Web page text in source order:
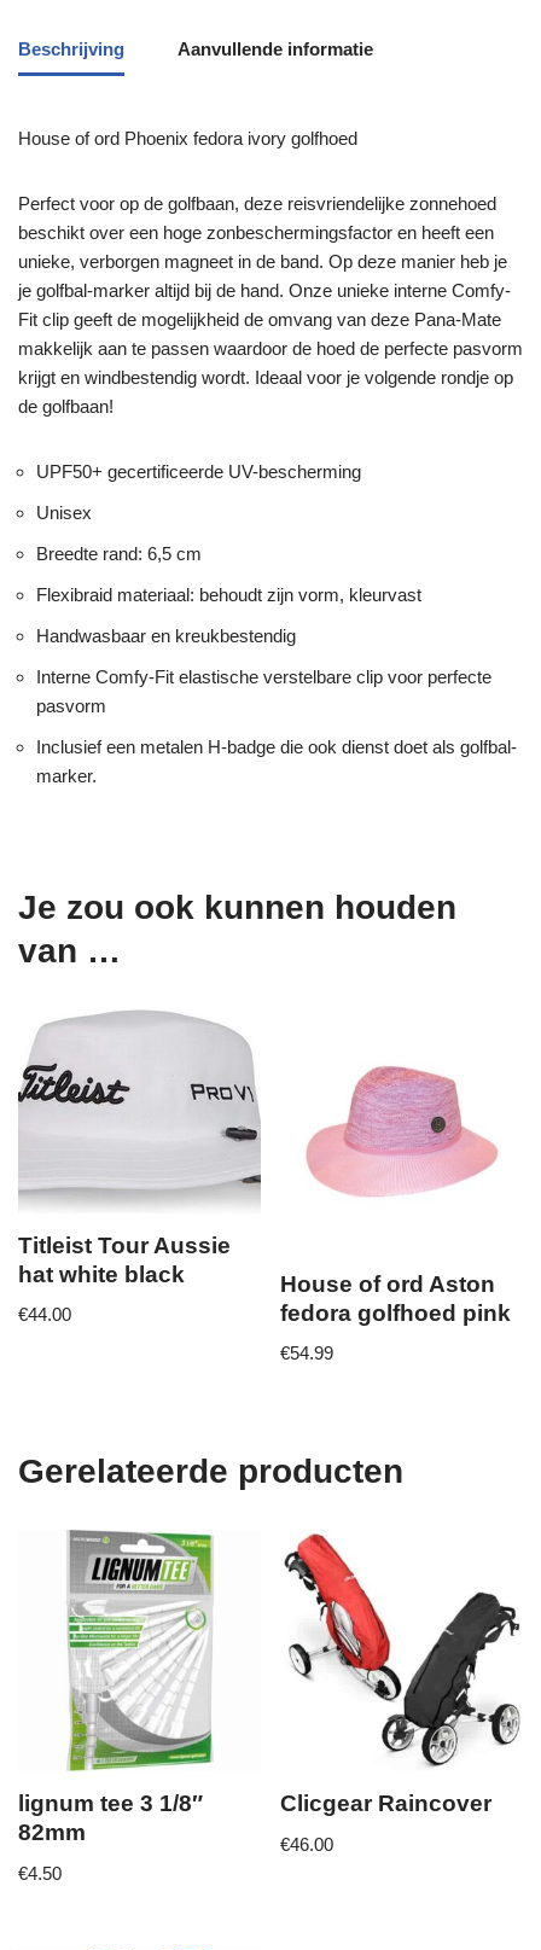
Beschrijving Aanvullende informatie
House of ord Phoenix fedora ivory golfhoed
Perfect voor op de golfbaan, deze reisvriendelijke zonnehoed
beschikt over een hoge zonbeschermingsfactor en heeft een
unieke, verborgen magneet in de band. Op deze manier heb je
je golfbal-marker altijd bij de hand. Onze unieke interne Comfy-
Fit clip geeft de mogelijkheid de omvang van deze Pana-Mate
makkelijk aan te passen waardoor de hoed de perfecte pasvorm
krijgt en windbestendig wordt. Ideaal voor je volgende rondje op
de golfbaan!
UPF50+ gecertificeerde UV-bescherming
Unisex
Breedte rand: 6,5 cm
Flexibraid materiaal: behoudt zijn vorm, kleurvast
Handwasbaar en kreukbestendig
Interne Comfy-Fit elastische verstelbare clip voor perfecte
pasvorm
Inclusief een metalen H-badge die ook dienst doet als golfbal-
marker.
Je zou ook kunnen houden
van …
Titleist Tour Aussie
hat white black
€44.00
House of ord Aston
fedora golfhoed pink
€54.99
Gerelateerde producten
lignum tee 3 1/8″
82mm
€4.50
Clicgear Raincover
€46.00